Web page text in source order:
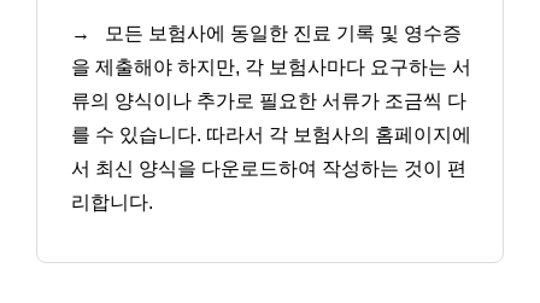
→
모든 보험사에 동일한 진료 기록 및 영수증
을 제출해야 하지만, 각 보험사마다 요구하는 서
류의 양식이나 추가로 필요한 서류가 조금씩 다
를 수 있습니다. 따라서 각 보험사의 홈페이지에
서 최신 양식을 다운로드하여 작성하는 것이 편
리합니다.